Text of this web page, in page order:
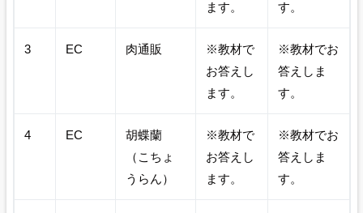
ます。
す。
3 EC 肉通販
※教材で
お答えし
ます。
※教材でお
答えしま
す。
4 EC
胡蝶蘭
（こちょ
うらん）
※教材で
お答えし
ます。
※教材でお
答えしま
す。